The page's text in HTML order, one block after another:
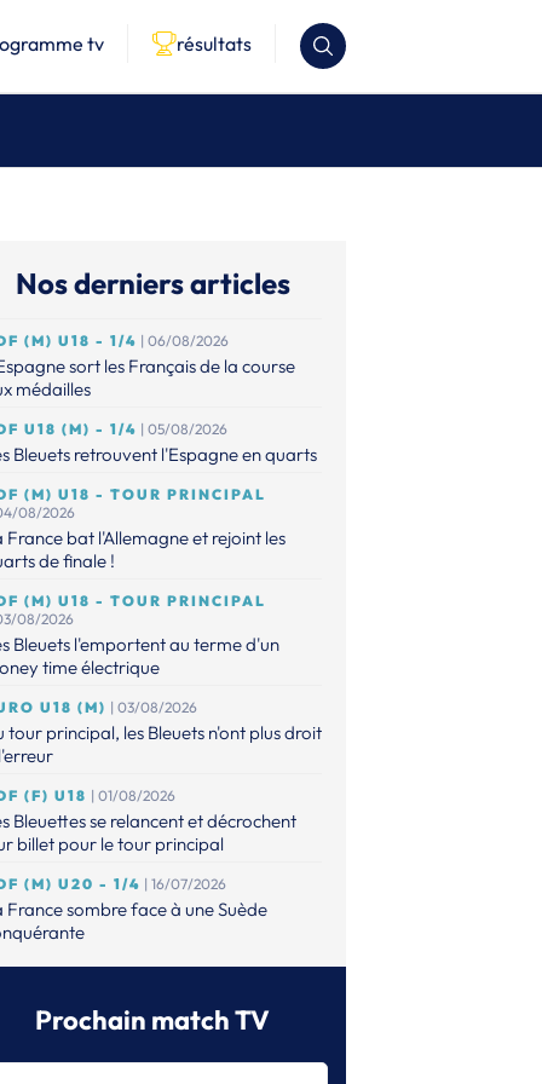
tv résultats
Nos derniers articles
(M) U18 - 1/4 | 06/08/2026
sort les Français de la course
médailles
U18 (M) - 1/4 | 05/08/2026
Bleuets retrouvent l'Espagne en quarts
(M) U18 - TOUR PRINCIPAL
08/2026
France bat l'Allemagne et rejoint les
de finale !
(M) U18 - TOUR PRINCIPAL
08/2026
Bleuets l'emportent au terme d'un
time électrique
U18 (M) | 03/08/2026
tour principal, les Bleuets n'ont plus droit
(F) U18 | 01/08/2026
Bleuettes se relancent et décrochent
billet pour le tour principal
(M) U20 - 1/4 | 16/07/2026
France sombre face à une Suède
(M) U20 | 14/07/2026
les Bleuets n'ont plus leur destin en
Prochain match TV